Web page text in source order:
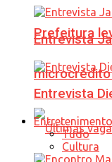
Prefeitura
Entrevista
Entrevista
Entretenimento
Tudo
Cultura